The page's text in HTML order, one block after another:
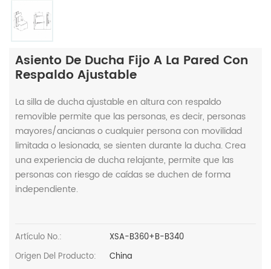
Asiento De Ducha Fijo A La Pared Con
Respaldo Ajustable
La silla de ducha ajustable en altura con respaldo
removible permite que las personas, es decir, personas
mayores/ancianas o cualquier persona con movilidad
limitada o lesionada, se sienten durante la ducha. Crea
una experiencia de ducha relajante, permite que las
personas con riesgo de caídas se duchen de forma
independiente.
Artículo No.:
XSA-B360+B-B340
Origen Del Producto:
China